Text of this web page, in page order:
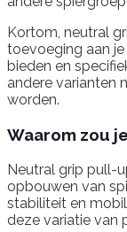
Kortom, neutral
toevoeging aan
bieden en
andere varianten
worden.
Waarom zou
Neutral grip pull-
opbouwen van
stabiliteit en
deze variatie van